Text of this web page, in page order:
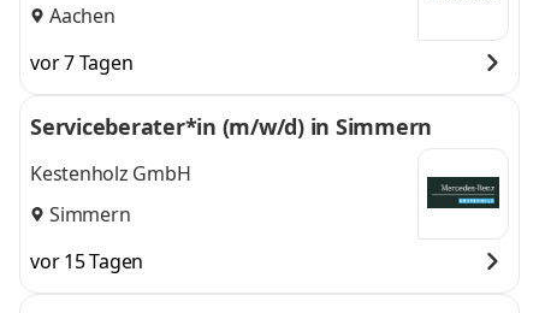
Aachen
vor 7 Tagen
Serviceberater*in (m/w/d) in Simmern
Kestenholz GmbH
Simmern
vor 15 Tagen